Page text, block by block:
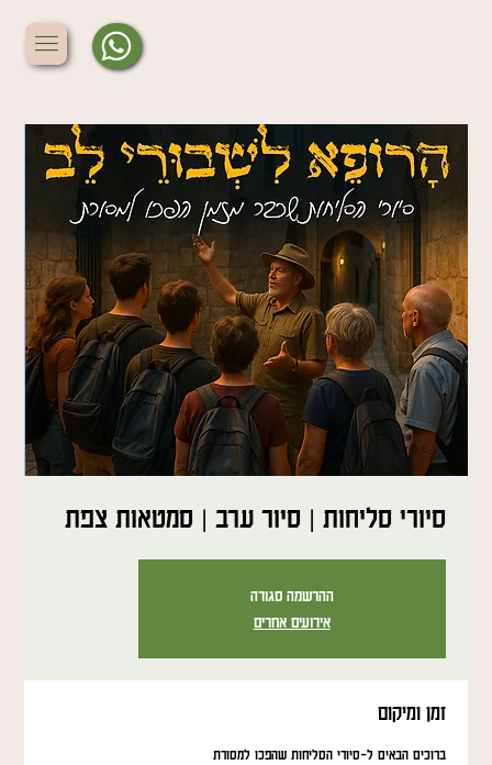
סיורי סליחות | סיור ערב | סמטאות צפת
ההרשמה סגורה
אירועים אחרים
זמן ומיקום
ברוכים הבאים ל-סיורי הסליחות שהפכו למסורת